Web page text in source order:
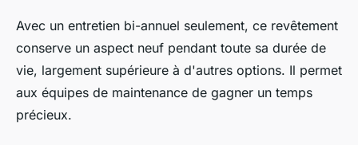
Avec un entretien bi-annuel seulement, ce revêtement
conserve un aspect neuf pendant toute sa durée de
vie, largement supérieure à d'autres options. Il permet
aux équipes de maintenance de gagner un temps
précieux.